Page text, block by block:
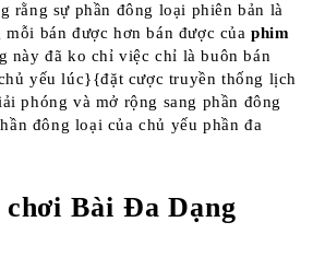
rằng sự phần đông loại phiên bản là
mỗi bán được hơn bán được củaphim
này đã ko chỉ việc chỉ là buôn bán
yếu lúc}{đặt cược truyền thống lịch
phóng và mở rộng sang phần đông
đông loại của chủ yếu phần đa
Bài Đa Dạng